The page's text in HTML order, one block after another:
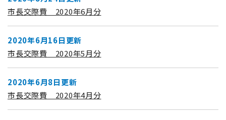
市長交際費 2020年6月分
2020年6月16日更新
市長交際費 2020年5月分
2020年6月8日更新
市長交際費 2020年4月分